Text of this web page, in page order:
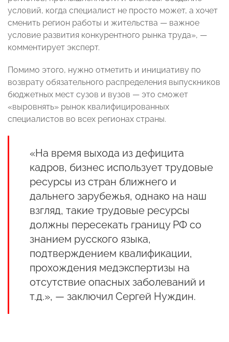
условий, когда специалист не просто может, а хочет
сменить регион работы и жительства — важное
условие развития конкурентного рынка труда», —
комментирует эксперт.
Помимо этого, нужно отметить и инициативу по
возврату обязательного распределения выпускников
бюджетных мест сузов и вузов — это сможет
«выровнять» рынок квалифицированных
специалистов во всех регионах страны.
«На время выхода из дефицита
кадров, бизнес использует трудовые
ресурсы из стран ближнего и
дальнего зарубежья, однако на наш
взгляд, такие трудовые ресурсы
должны пересекать границу РФ со
знанием русского языка,
подтверждением квалификации,
прохождения медэкспертизы на
отсутствие опасных заболеваний и
т.д.», — заключил Сергей Нуждин.